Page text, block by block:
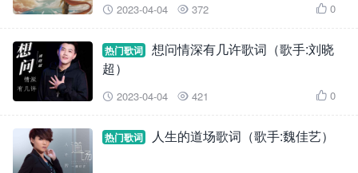
 2023-04-04  372  0
热门歌词
想问情深有几许歌词（歌手:刘晓
超）
 2023-04-04  421  0
热门歌词 人生的道场歌词（歌手:魏佳艺）